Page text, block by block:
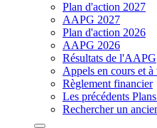
Plan d'action 2027
AAPG 2027
Plan d'action 2026
AAPG 2026
Résultats de l'AAPG
Appels en cours et à
Règlement financier
Les précédents
Rechercher un